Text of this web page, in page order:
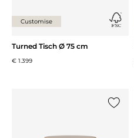
Customise
Turned Tisch Ø 75 cm
€ 1.399